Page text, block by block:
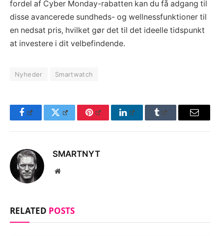
fordel af Cyber Monday-rabatten kan du få adgang til
disse avancerede sundheds- og wellnessfunktioner til
en nedsat pris, hvilket gør det til det ideelle tidspunkt
at investere i dit velbefindende.
Nyheder Smartwatch
FacebookTwitter Pinterest LinkedInTumblr Email
SMARTNYT
Website
RELATED POSTS